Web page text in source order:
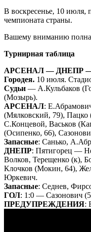
В воскресенье, 10 июля,
чемпионата страны.
Вашему вниманию
Турнирная таблица
АРСЕНАЛ — ДНЕПР —
Городея. 10 июля.
Судьи — А.Кульбаков
(Мозырь).
АРСЕНАЛ:
(Мялковский, 79),
С.Концевой, Васьков
(Осипенко, 66),
Запасные: Санько,
ДНЕПР: Пятигорец —
Волков, Терещенко (к),
Клочков (Мокин, 64),
Юркевич.
Запасные: Седнев,
ГОЛ: 1:0 — Сазонович
ПРЕДУПРЕЖДЕНИЯ: